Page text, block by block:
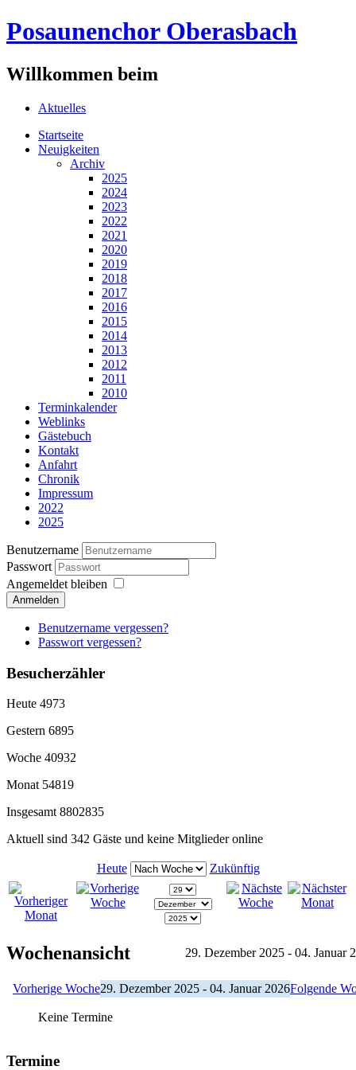
Posaunenchor Oberasbach
Willkommen beim
Aktuelles
Startseite
Neuigkeiten
Archiv
2025
2024
2023
2022
2021
2020
2019
2018
2017
2016
2015
2014
2013
2012
2011
2010
Terminkalender
Weblinks
Gästebuch
Kontakt
Anfahrt
Chronik
Impressum
2022
2025
Benutzername
Passwort
Angemeldet bleiben
Anmelden
Benutzername vergessen?
Passwort vergessen?
Besucherzähler
Heute 4973
Gestern 6895
Woche 40932
Monat 54819
Insgesamt 8802835
Aktuell sind 342 Gäste und keine Mitglieder online
Heute Zukünftig
Wochenansicht 29. Dezember 2025 - 04. Januar
Vorherige Woche29. Dezember 2025 - 04. Januar 2026Folgende
Keine Termine
Termine